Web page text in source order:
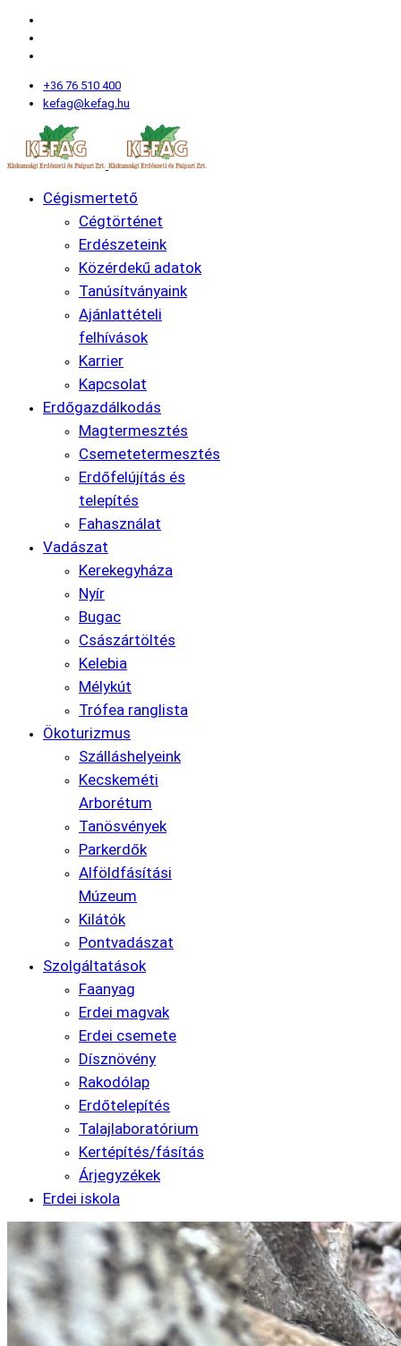
+36 76 510 400
kefag@kefag.hu
Cégismertető
Cégtörténet
Erdészeteink
Közérdekű adatok
Tanúsítványaink
Ajánlattételi
felhívások
Karrier
Kapcsolat
Erdőgazdálkodás
Magtermesztés
Csemetetermesztés
Erdőfelújítás és
telepítés
Fahasználat
Vadászat
Kerekegyháza
Nyír
Bugac
Császártöltés
Kelebia
Mélykút
Trófea ranglista
Ökoturizmus
Szálláshelyeink
Kecskeméti
Arborétum
Tanösvények
Parkerdők
Alföldfásítási
Múzeum
Kilátók
Pontvadászat
Szolgáltatások
Faanyag
Erdei magvak
Erdei csemete
Dísznövény
Rakodólap
Erdőtelepítés
Talajlaboratórium
Kertépítés/fásítás
Árjegyzékek
Erdei iskola